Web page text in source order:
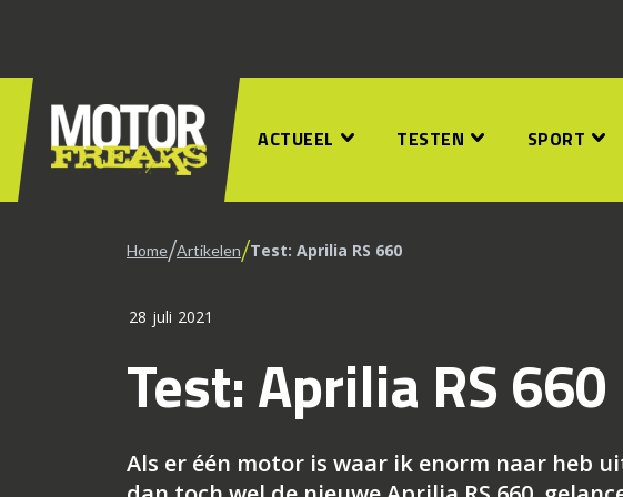
ACTUEEL TESTEN SPORT
Home/Artikelen/Test: Aprilia RS 660
28 juli 2021
Test: Aprilia RS 660
Als er één motor is waar ik enorm naar heb